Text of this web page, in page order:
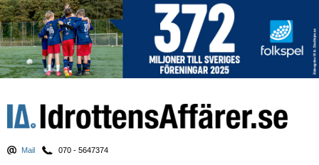
Mail 070 - 5647374